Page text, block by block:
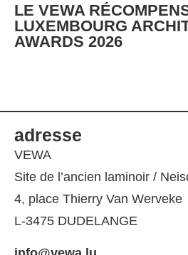
LE VEWA
LUXEMBOURG
AWARDS 2026
adresse
VEWA
Site de l’ancien laminoir /
4, place Thierry Van Werveke
L-3475 DUDELANGE